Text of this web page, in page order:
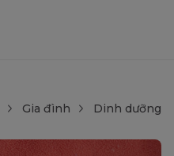
Gia đình
Dinh dưỡng